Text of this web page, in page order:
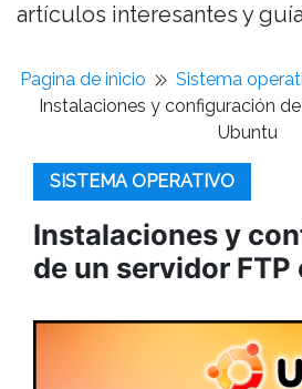
artículos interesantes y
Pagina de inicio
Sistema
Instalaciones y configuración
Ubuntu
SISTEMA OPERATIVO
Instalaciones y
de un servidor FTP